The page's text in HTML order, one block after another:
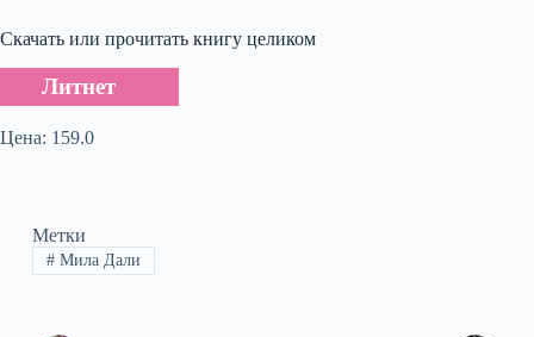
Скачать или прочитать книгу целиком
Литнет
Цена: 159.0
Метки
#Мила Дали